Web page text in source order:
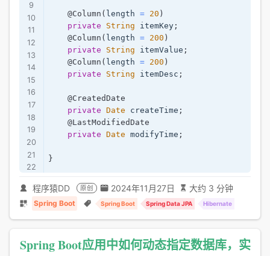
@Column ( length = 20 )
private
String itemKey ;
@Column ( length = 200 )
private
String itemValue ;
@Column ( length = 200 )
private
String itemDesc ;
@CreatedDate
private Date createTime ;
@LastModifiedDate
private Date modifyTime ;
}
程序猿DD 原创 2024年11月27日 大约 3 分钟
Spring Boot Spring Boot Spring Data JPA Hibernate
Spring Boot应用中如何动态指定数据库，实